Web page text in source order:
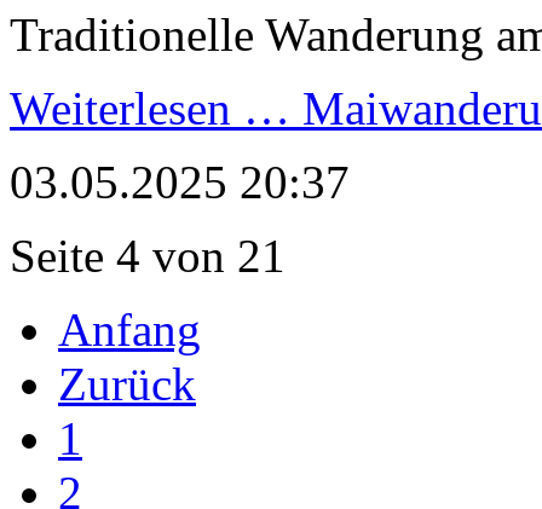
Traditionelle Wanderung
Weiterlesen …
03.05.2025 20:37
Seite 4 von 21
Anfang
Zurück
1
2